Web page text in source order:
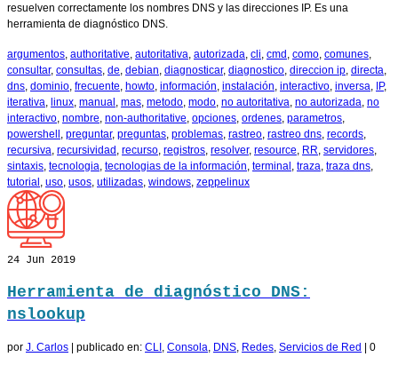
resuelven correctamente los nombres DNS y las direcciones IP. Es una
herramienta de diagnóstico DNS.
argumentos, authoritative, autoritativa, autorizada, cli, cmd , como, comunes,
consultar, consultas, de, debian, diagnosticar, diagnostico, direccion ip, directa,
dns, dominio, frecuente, howto, información, instalación, interactivo, inversa, IP,
iterativa, linux, manual , mas, metodo, modo, no autoritativa, no autorizada, no
interactivo, nombre, non-authoritative, opciones, ordenes, parametros,
powershell , preguntar, preguntas, problemas, rastreo, rastreo dns, records,
recursiva, recursividad , recurso, registros, resolver, resource, RR, servidores,
sintaxis, tecnologia, tecnologias de la información, terminal , traza, traza dns,
tutorial , uso, usos, utilizadas, windows, zeppelinux
24 Jun 2019
Herramienta de diagnóstico DNS:
nslookup
por J. Carlos publicado en: CLI , Consola, DNS, Redes, Servicios de Red 0